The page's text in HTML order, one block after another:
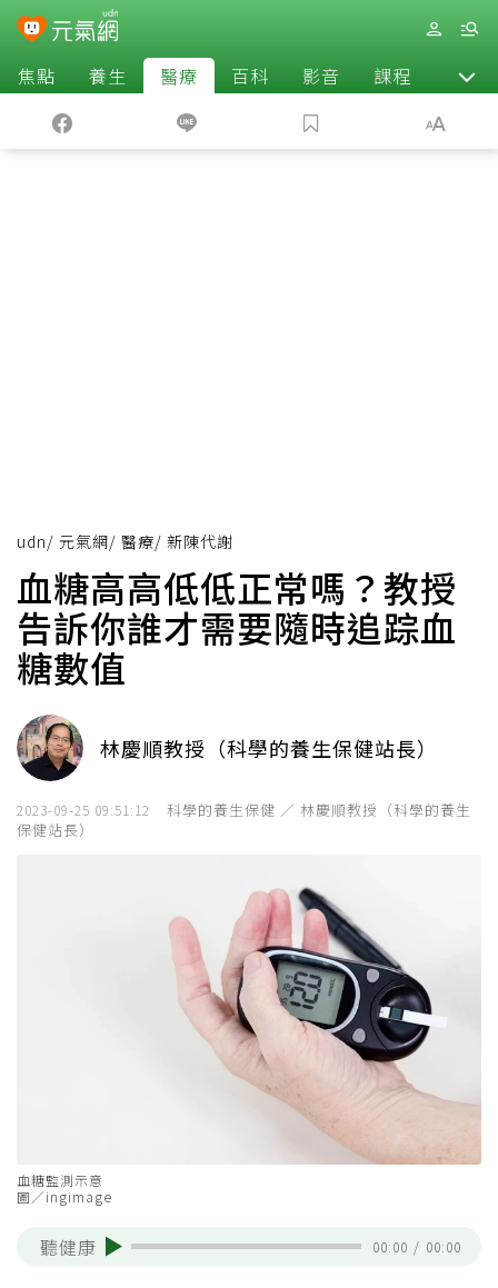
焦點 養生 醫療 百科 影音 課程 退休
udn/ 元氣網/ 醫療/ 新陳代謝
血糖高高低低正常嗎？教授
告訴你誰才需要隨時追踪血
糖數值
林慶順教授（科學的養生保健站長）
2023-09-25 09:51:12
科學的養生保健 ／ 林慶順教授（科學的養生
保健站長）
血糖監測示意
圖／ingimage
聽健康 00:00 / 00:00